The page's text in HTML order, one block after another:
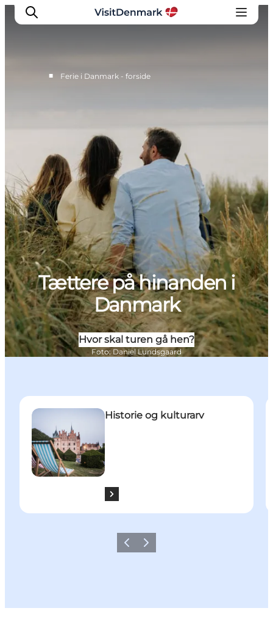
Oplevelser
Overnatning
Planlæg ferien
■ Ferie i Danmark - forside
Tættere på hinanden i
Danmark
Hvor skal turen gå hen?
Foto: Daniel Lundsgaard
Historie og kulturarv
Historie og kulturarv
ForrigeNæste